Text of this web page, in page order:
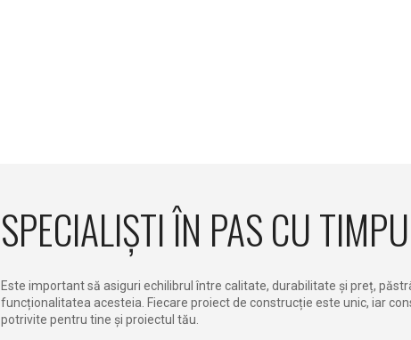
SPECIALIȘTI ÎN PAS CU
Este important să asiguri echilibrul între calitate, durabilitate și preț,
funcționalitatea acesteia. Fiecare proiect de construcție este unic, iar
potrivite pentru tine și proiectul tău.